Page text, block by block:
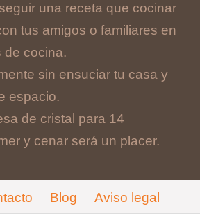
una receta que cocinar
tus amigos o familiares en
de cocina.
sin ensuciar tu casa y
espacio.
de cristal para 14
y cenar será un placer.
Blog
Aviso legal